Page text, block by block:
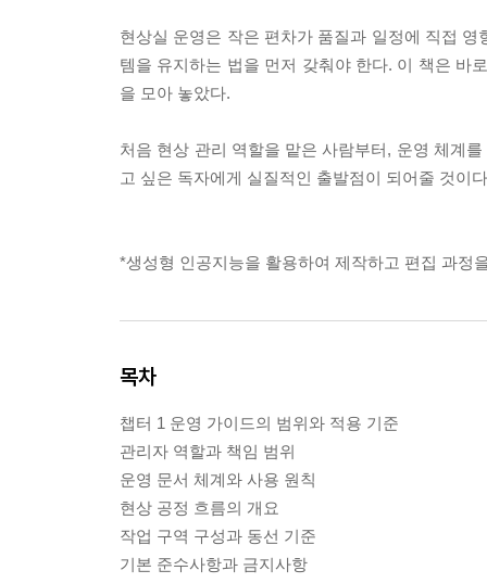
현상실 운영은 작은 편차가 품질과 일정에 직접
템을 유지하는 법을 먼저 갖춰야 한다. 이 책은 바
을 모아 놓았다.
처음 현상 관리 역할을 맡은 사람부터, 운영 체계
고 싶은 독자에게 실질적인 출발점이 되어줄 것이
*생성형 인공지능을 활용하여 제작하고 편집 과정
목차
챕터 1 운영 가이드의 범위와 적용 기준
관리자 역할과 책임 범위
운영 문서 체계와 사용 원칙
현상 공정 흐름의 개요
작업 구역 구성과 동선 기준
기본 준수사항과 금지사항